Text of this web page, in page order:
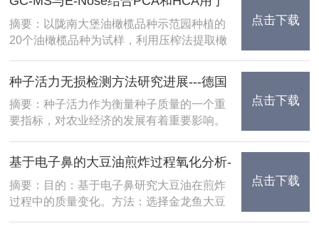
点击下载
陇南橄榄油品质研究---德国AIRSENSE
电子鼻
摘要：以陇南大堡油橄榄品种示范园种植的
20个油橄榄品种为试样，利用压榨法提取橄
成及风味物质进行测定。在此基础上，结合
主成分分析（PCA）和聚类分析（HCA......
点击下载
种子活力无损检测方法研究进展---德国
AIRSENSE电子鼻
摘要：种子活力作为衡量种子质量的一个重
要指标，对农业经济的发展有着重要影响。
对种子造成不可恢复性的损伤等缺点，难以
满足现代种子快速、无损生产的新要求。而
新型种子活......
点击下载
基于电子鼻的大豆油煎炸过程氧化分析-
--德国AIRSENSE电子鼻
摘要：目的：基于电子鼻研究大豆油在煎炸
过程中的质量变化。方法：选择金龙鱼大豆